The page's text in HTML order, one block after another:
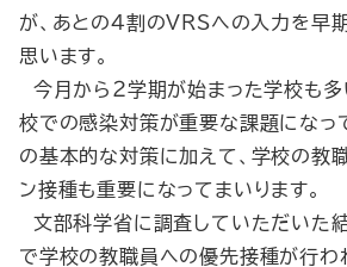
が、あとの４割のVRSへの入力を早
思います。
今月から２学期が始まった学校も多
校での感染対策が重要な課題になっ
の基本的な対策に加えて、学校の教
ン接種も重要になってまいります。
文部科学省に調査していただいた
で学校の教職員への優先接種が行わ